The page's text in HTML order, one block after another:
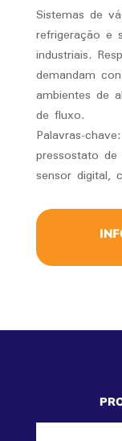
Sistemas de
refrigeração e
industriais.
demandam
ambientes de
de fluxo.
Palavras-
pressostato
sensor digital,